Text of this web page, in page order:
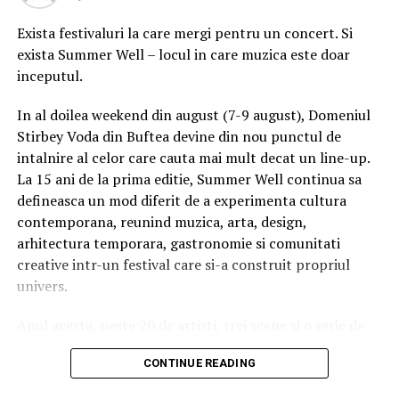
asigurarea naţională pentru a fi eligibil. Domnul
Călinescu nu a lucrat continuu timp de patru ani”, a
declarat un purtător de cuvânt al Departamentului
pentru Muncă şi Pensii.
„Astfel încât dreptul său de a locui în Marea Britanie are
la bază statutul său de persoană în căutarea unui job, el
nu se încadrează pentru alte ajutoare. L-am direcţionat
către organizaţii locale de sprijin. Aceste reguli au fost
aplicate încă de dinaintea referendumului şi nu a existat
nicio schimbare în ceea ce priveşte accesul la beneficii”,
a mai adăugat oficialul.
Mihai a dezvăluit că mai multe zile a dormit în gări şi
Săream din tren în tren. La sfârşitul zilei, coboram şi
dormeam pe un peron, până când trenurile porneau din
Exista festivaluri la care mergi pentru un concert. Si
exista Summer Well – locul in care muzica este doar
inceputul.
In al doilea weekend din august (7-9 august), Domeniul
Stirbey Voda din Buftea devine din nou punctul de
intalnire al celor care cauta mai mult decat un line-up.
La 15 ani de la prima editie, Summer Well continua sa
defineasca un mod diferit de a experimenta cultura
contemporana, reunind muzica, arta, design,
arhitectura temporara, gastronomie si comunitati
creative intr-un festival care si-a construit propriul
univers.
experiente curatoriate transforma fiecare colt al
domeniului intr-un spatiu cu identitate proprie. Nu este
CONTINUE READING